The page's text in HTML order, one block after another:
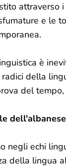
attraverso
e le
è
della
del
dell'albanese
negli echi
della lingua